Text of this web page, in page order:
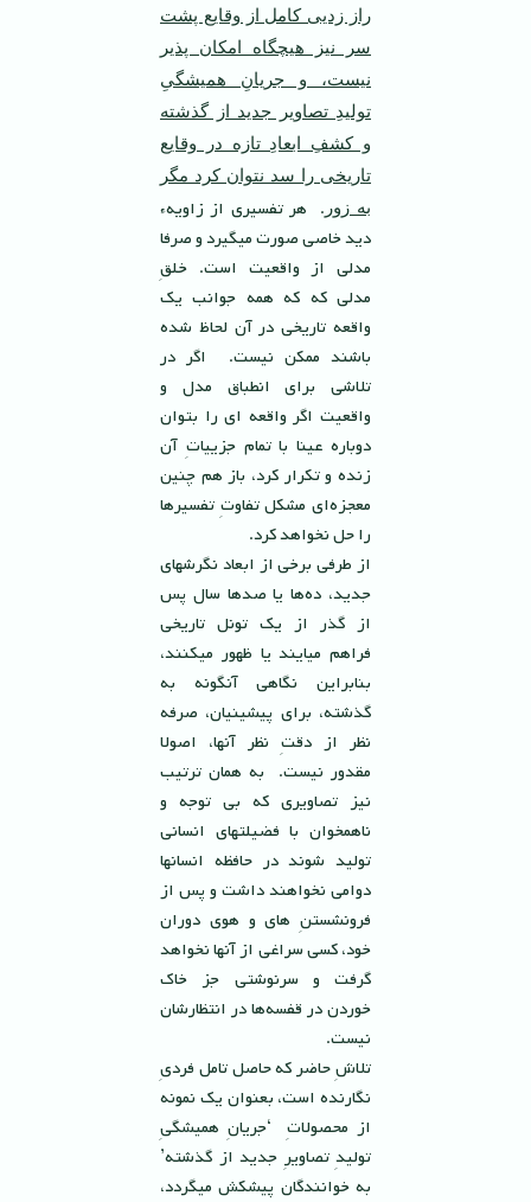
راز زديى كامل از وقايع پشت
سر نيز هيچگاه امكان پذير
نيست، و جريانِ هميشگىِ
توليدِ تصاوير جديد از گذشته
و كشفِ ابعادِ تازه در وقايع
تاريخى را سد نتوان كرد مگر
به زور . هر تفسيرى از زاويهء
ديد خاصى صورت ميگيرد و صرفا
مدلی از واقعیت است. خلقِ
مدلی که كه همه جوانب يك
واقعه تاريخى در آن لحاظ شده
باشند ممكن نيست. اگر در
تلاشی برای انطباق مدل و
واقعیت اگر واقعه ای را بتوان
دوباره عینا با تمام جزییاتِ آن
زنده و تکرار کرد، باز هم چنین
معجزه‌ا‌ی مشکل تفاوتِ تفسیرها
را حل نخواهد کرد.
از طرفی برخى از ابعاد نگرشهاى
جديد، ده‌ها يا صدها سال پس
از گذر از يك تونل تاريخى
فراهم ميايند يا ظهور ميكنند،
بنابراين نگاهى آنگونه به
گذشته، براى پيشينيان، صرفه
نظر از دقتِ نظر آنها، اصولا
مقدور نيست. به همان ترتیب
نیز تصاویری که بى توجه و
ناهمخوان با فضیلتهای انسانی
تولید شوند در حافظه انسانها
دوامی نخواهند داشت و پس از
فرونشستنِ هاى و هوى دوران
خود، كسى سراغى از آنها نخواهد
گرفت و سرنوشتى جز خاك
خوردن در قفسه‌ها در انتظارشان
نيست.
تلاشِ حاضر كه حاصل تامل فردىِ
نگارنده است، بعنوان يك نمونه
از محصولاتِ ‘جريانِ هميشگىِ
توليدِ تصاويرِ جديد از گذشته’
به خوانندگان پيشكش ميگردد،